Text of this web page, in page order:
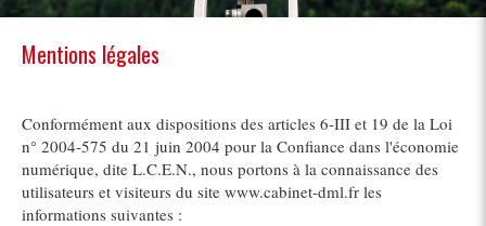
Mentions légales
Conformément aux dispositions des articles 6-III et 19 de la Loi
n° 2004-575 du 21 juin 2004 pour la Confiance dans l'économie
numérique, dite L.C.E.N., nous portons à la connaissance des
utilisateurs et visiteurs du site www.cabinet-dml.fr les
informations suivantes :